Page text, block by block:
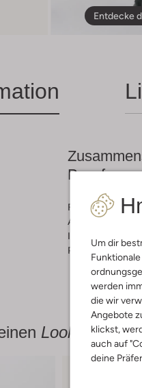
Um dir
werden
die wir
Angebote
klickst,
auch auf
deine
Entdecke
Passform
Farbe :Schwarz
Außenmaterial:
Innenmaterial:
Proportionen:
Look